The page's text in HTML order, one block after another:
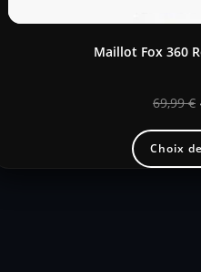
Maillot Fox 360
69,99€
Choix